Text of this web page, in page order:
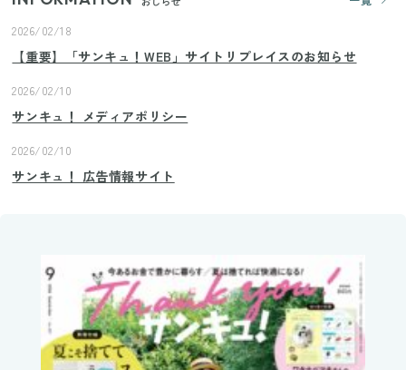
2026/02/18
【重要】「サンキュ！WEB」サイトリプレイスのお知らせ
2026/02/10
サンキュ！ メディアポリシー
2026/02/10
サンキュ！ 広告情報サイト